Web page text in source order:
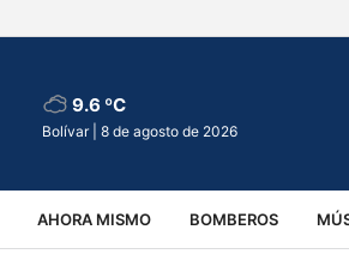
9.6 ºC
Bolívar | 8 de agosto de 2026
AHORA MISMO BOMBEROS